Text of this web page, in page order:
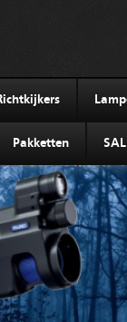
Pakketten